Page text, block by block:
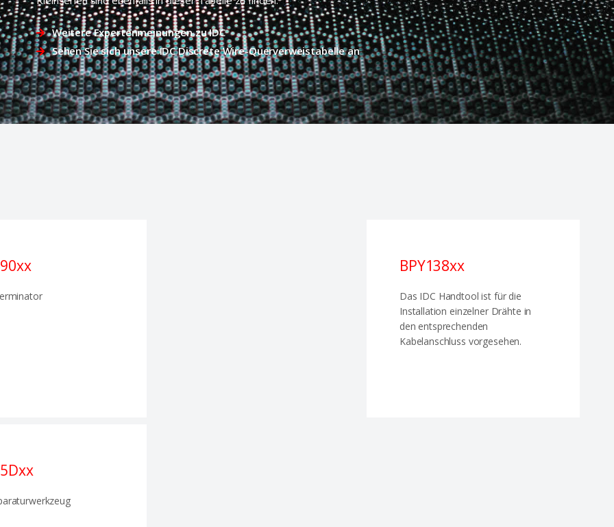
Weitere Expertenmeinungen zu IDC
Sehen Sie sich unsere IDC Discrete Wire-Querverweistabelle an
BPY138xx
Das IDC Handtool ist für die
Installation einzelner Drähte in
den entsprechenden
Kabelanschluss vorgesehen.